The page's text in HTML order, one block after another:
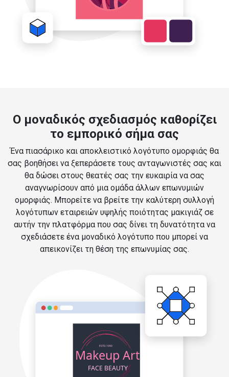
Ο μοναδικός σχεδιασμός καθορίζει
το εμπορικό σήμα σας
Ένα πιασάρικο και αποκλειστικό λογότυπο ομορφιάς θα
σας βοηθήσει να ξεπεράσετε τους ανταγωνιστές σας και
θα δώσει στους θεατές σας την ευκαιρία να σας
αναγνωρίσουν από μια ομάδα άλλων επωνυμιών
ομορφιάς. Μπορείτε να βρείτε την καλύτερη συλλογή
λογότυπων εταιρειών υψηλής ποιότητας μακιγιάζ σε
αυτήν την πλατφόρμα που σας δίνει τη δυνατότητα να
σχεδιάσετε ένα μοναδικό λογότυπο που μπορεί να
απεικονίζει τη θέση της επωνυμίας σας.